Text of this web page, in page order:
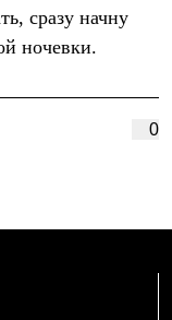
сразу начну
ночевки.
0